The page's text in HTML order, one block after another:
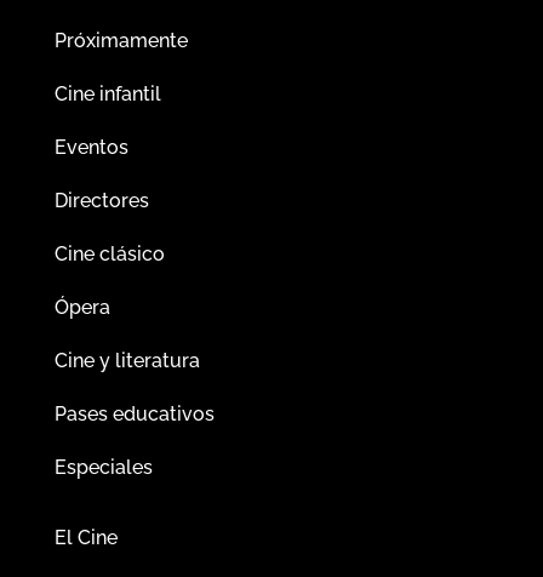
Próximamente
Cine infantil
Eventos
Directores
Cine clásico
Ópera
Cine y literatura
Pases educativos
Especiales
El Cine